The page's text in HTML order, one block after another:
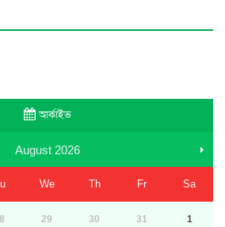
আর্কাইভ
August 2026
We Th Fr Sa
29 30 31 1